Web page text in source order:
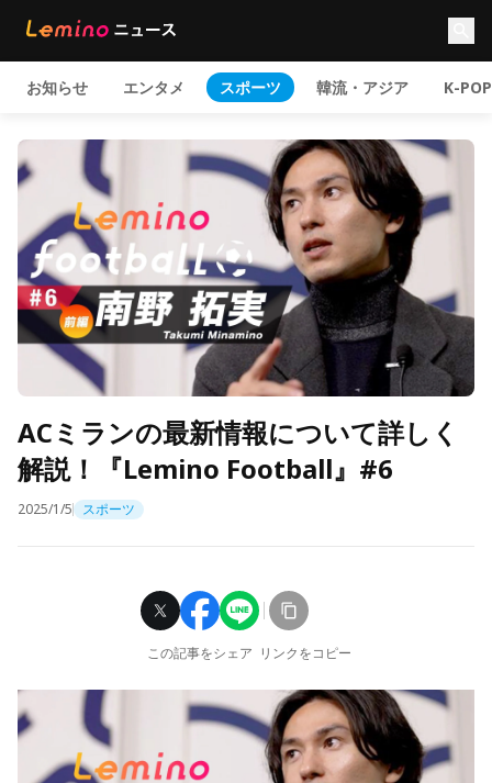
お知らせ エンタメ スポーツ 韓流・アジア K-POP
ACミランの最新情報について詳しく
解説！『Lemino Football』#6
2025/1/5 スポーツ
この記事をシェア リンクをコピー